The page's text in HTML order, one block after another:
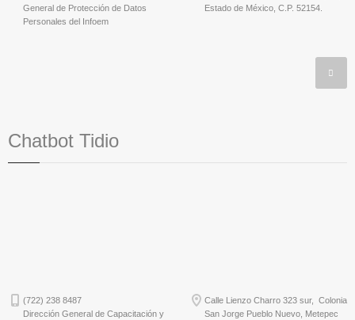
General de Protección de Datos
Personales del Infoem
Estado de México, C.P. 52154.
Chatbot Tidio
(722) 238 8487
Dirección General de Capacitación y
Calle Lienzo Charro 323 sur, Colonia
San Jorge Pueblo Nuevo, Metepec